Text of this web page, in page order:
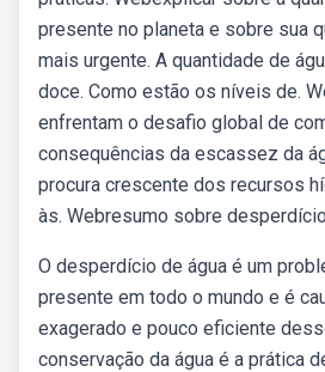
presente no planeta e sobre sua
mais urgente. A quantidade de
doce. Como estão os níveis de.
enfrentam o desafio global de
consequências da escassez da
procura crescente dos recursos
às. Webresumo sobre
O desperdício de água é um
presente em todo o mundo e é
exagerado e pouco eficiente
conservação da água é a prática